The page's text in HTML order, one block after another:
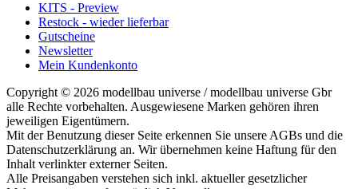
KITS - Preview
Restock - wieder lieferbar
Gutscheine
Newsletter
Mein Kundenkonto
Copyright © 2026 modellbau universe / modellbau universe Gbr
alle Rechte vorbehalten. Ausgewiesene Marken gehören ihren
jeweiligen Eigentümern.
Mit der Benutzung dieser Seite erkennen Sie unsere AGBs und die
Datenschutzerklärung an. Wir übernehmen keine Haftung für den
Inhalt verlinkter externer Seiten.
Alle Preisangaben verstehen sich inkl. aktueller gesetzlicher